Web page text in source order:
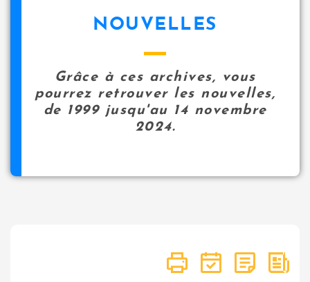
NOUVELLES
Grâce à ces archives, vous
pourrez retrouver les nouvelles,
de 1999 jusqu'au 14 novembre
2024.